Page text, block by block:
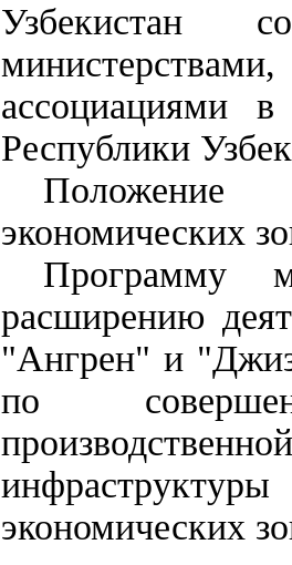
Узбекистан
ассоциациями
Республики
Положение
экономических
Программу
расширению
"Ангрен" и
по
экономических